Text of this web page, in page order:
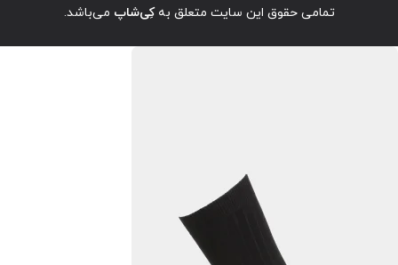
تمامی حقوق این سایت متعلق بهکِی‌شاپ می‌باشد.